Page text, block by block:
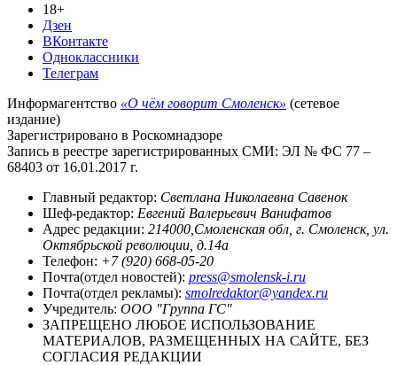
18+
Дзен
ВКонтакте
Одноклассники
Телеграм
Информагентство «О чём говорит Смоленск» (сетевое
издание)
Зарегистрировано в Роскомнадзоре
Запись в реестре зарегистрированных СМИ: ЭЛ № ФС 77 –
68403 от 16.01.2017 г.
Главный редактор: Светлана Николаевна Савенок
Шеф-редактор: Евгений Валерьевич Ванифатов
Адрес редакции: 214000,Смоленская обл, г. Смоленск, ул.
Октябрьской революции, д.14а
Телефон: +7 (920) 668-05-20
Почта(отдел новостей): press@smolensk-i.ru
Почта(отдел рекламы): smolredaktor@yandex.ru
Учредитель: ООО "Группа ГС"
ЗАПРЕЩЕНО ЛЮБОЕ ИСПОЛЬЗОВАНИЕ
МАТЕРИАЛОВ, РАЗМЕЩЕННЫХ НА САЙТЕ, БЕЗ
СОГЛАСИЯ РЕДАКЦИИ